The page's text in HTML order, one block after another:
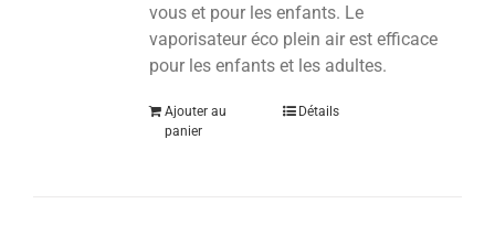
vous et pour les enfants. Le
vaporisateur éco plein air est efficace
pour les enfants et les adultes.
Ajouter au
panier
Détails